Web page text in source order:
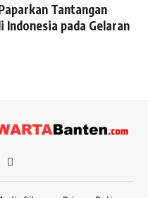
Tantangan
Indonesia pada Gelaran